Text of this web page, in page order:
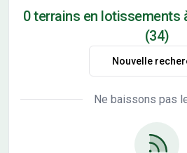
0 terrains en lotissements
(34)
Nouvelle
Ne baissons pas